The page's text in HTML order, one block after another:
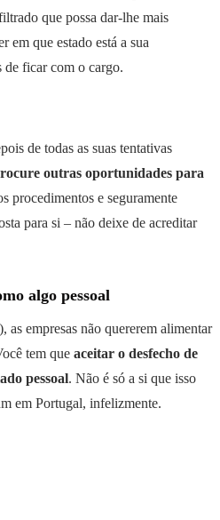
que possa dar-lhe mais
em que estado está a sua
de ficar com o cargo.
de todas as suas tentativas
outras oportunidades para
procedimentos e seguramente
para si – não deixe de acreditar
algo pessoal
as empresas não quererem alimentar
tem que aceitar o desfecho de
pessoal. Não é só a si que isso
em Portugal, infelizmente.